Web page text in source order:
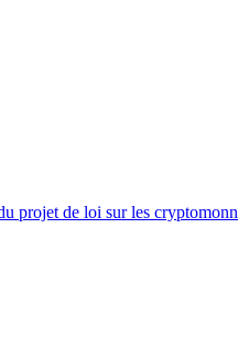
projet de loi sur les